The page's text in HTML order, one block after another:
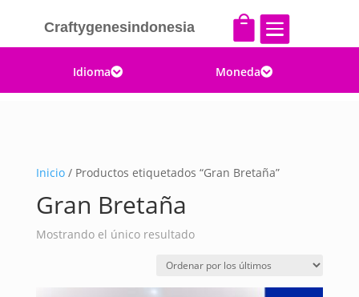
Craftygenesindonesia  
Idioma Moneda
Inicio/ Productos etiquetados “Gran Bretaña”
Gran Bretaña
Mostrando el único resultado